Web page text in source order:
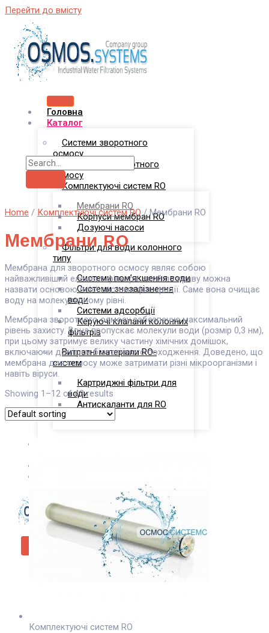
Перейти до вмісту
Головна
Каталог
Системи зворотного
осмосу
Комплекси зворотного
осмосу
Комплектуючі систем RO
Мембрани RO
Корпуси мембран RO
Дозуючі насоси
Фільтри для води колонного
типу
Системи пом’якшення води
Системи знезалізнення
води
Системи адсорбції
Керуючі клапани колонних
фільтрів
Витратні матеріали RO-
систем
Картриджні фільтри для
води
Антискаланти для RO
Home / Комплектуючі систем RO/ Мембрани RO
Мембрани RO
Мембрана для зворотного осмосу являє собою
найважливіший елемент фільтра, який по праву можна
назвати основою всієї системи фільтрації. Саме вона очищає
воду на молекулярному рівні.
Мембрана зворотного осмосу забезпечує максимальний
рівень захисту. Вона пропускає молекули води (розмір 0,3 нм),
при цьому затримує велику частину хімічних домішок,
включаючи домішки біологічного походження. Доведено, що
мембрана для осмосу може затримати різні мікроорганізми і
навіть віруси.
Showing 1–12 of 43 results
Комплектуючі систем RO